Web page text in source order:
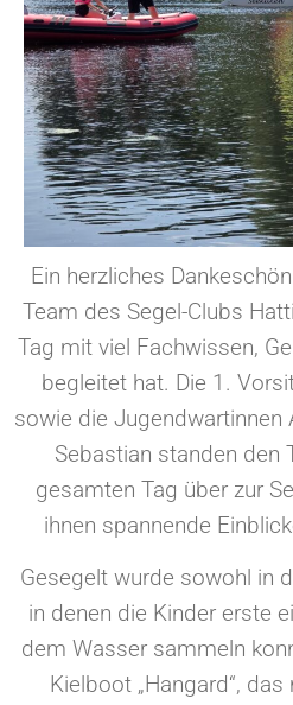
Ein herzliches
Team des Segel-Clubs
Tag mit viel Fachwissen,
begleitet hat. Die 1.
sowie die Jugendwartinnen
Sebastian standen den
gesamten Tag über zur
ihnen spannende
Gesegelt wurde sowohl in
in denen die Kinder erste
dem Wasser sammeln
Kielboot „Hangard“,